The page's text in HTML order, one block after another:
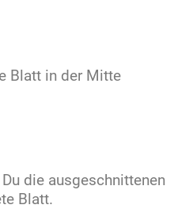
Blatt in der Mitte
die ausgeschnittenen
Blatt.